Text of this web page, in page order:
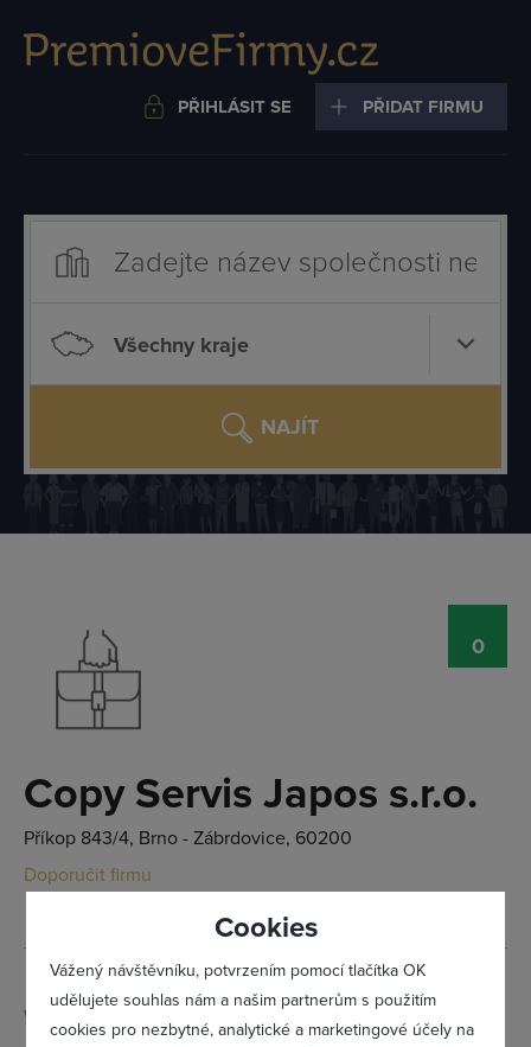
Cookies
Vážený návštěvníku, potvrzením pomocí tlačítka OK
udělujete souhlas nám a našim partnerům s použitím
cookies pro nezbytné, analytické a marketingové účely na
PŘIHLÁSIT SE PŘIDAT FIRMU
Všechny kraje
NAJÍT
Copy Servis Japos s.r.o.
Příkop 843/4, Brno - Zábrdovice, 60200
Doporučit firmu
0
Web:
www.copy-servis.cz